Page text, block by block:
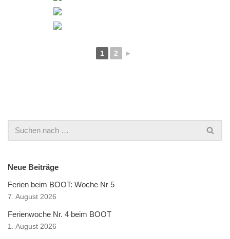
1 2 ►
Neue Beiträge
Ferien beim BOOT: Woche Nr 5
7. August 2026
Ferienwoche Nr. 4 beim BOOT
1. August 2026